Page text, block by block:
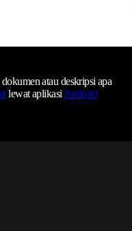
atau deskripsi apa
lewat aplikasiAndroid